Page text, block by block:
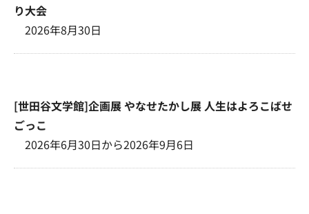
り大会
2026年8月30日
[世田谷文学館]企画展 やなせたかし展 人生はよろこばせ
ごっこ
2026年6月30日から2026年9月6日